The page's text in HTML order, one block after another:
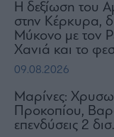
H δεξίωση του
στην Κέρκυρα,
Μύκονο με τον
Χανιά και το
09.08.2026
Μαρίνες:
Προκοπίου,
επενδύσεις 2 δισ.